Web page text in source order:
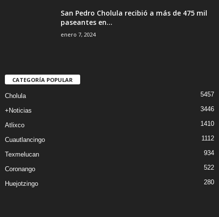
San Pedro Cholula recibió a más de 475 mil
paseantes en...
enero 7, 2024
CATEGORÍA POPULAR
Cholula 5457
+Noticias 3446
Atlixco 1410
Cuautlancingo 1112
Texmelucan 934
Coronango 522
Huejotzingo 280